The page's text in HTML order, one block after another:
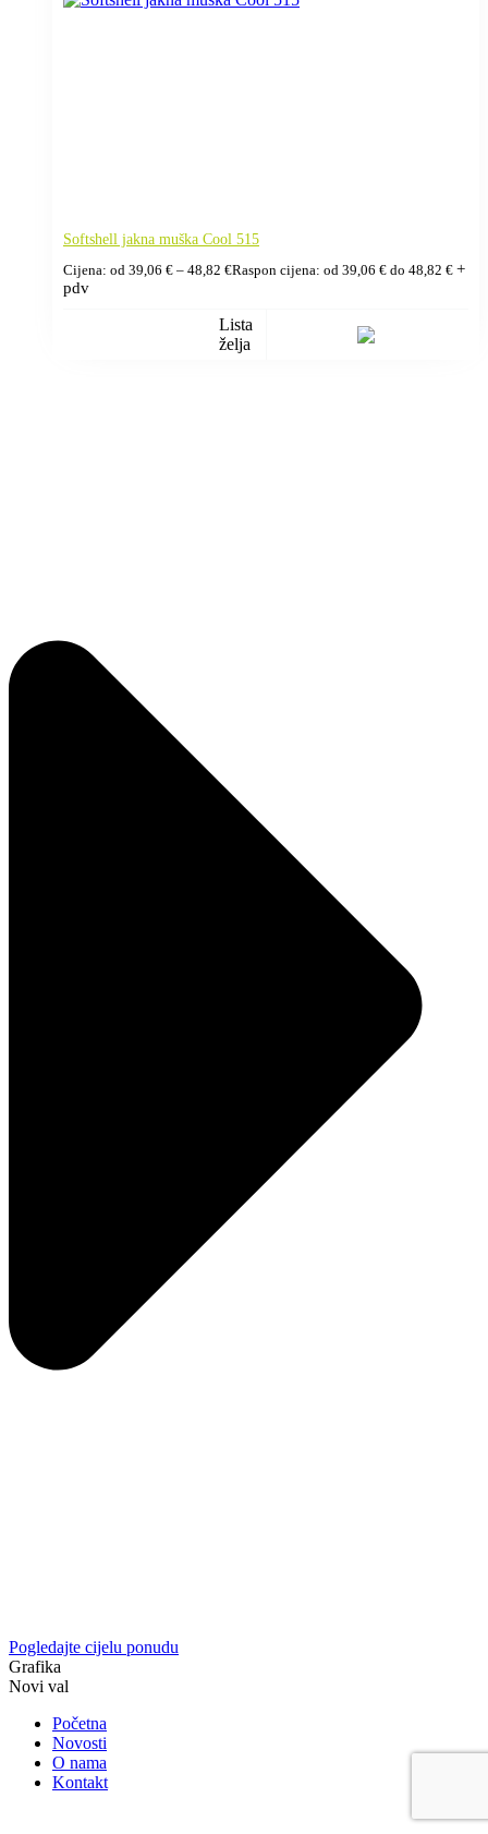
Softshell jakna muška Cool 515
Cijena: od 39,06 € – 48,82 €Raspon cijena: od 39,06 € do 48,82 € +
pdv
Lista
želja
Pogledajte cijelu ponudu
Grafika
Novi val
Početna
Novosti
O nama
Kontakt